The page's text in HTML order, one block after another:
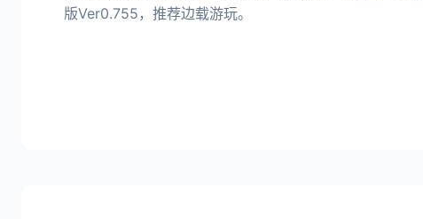
版Ver0.755，推荐边载游玩。